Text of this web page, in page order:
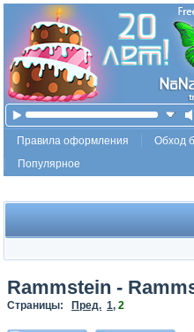
Правила оформления
Обход
Популярное
Rammstein -
Страницы: Пред. 1, 2